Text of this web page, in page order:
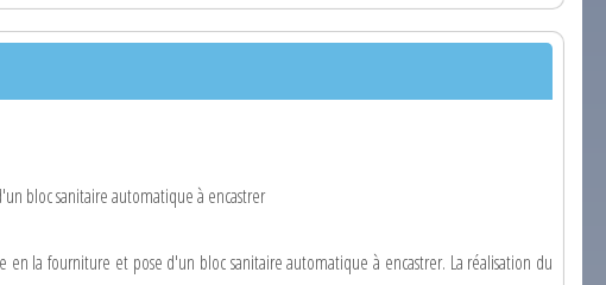
bloc sanitaire automatique à encastrer
en la fourniture et pose d'un bloc sanitaire automatique à encastrer. La réalisation du